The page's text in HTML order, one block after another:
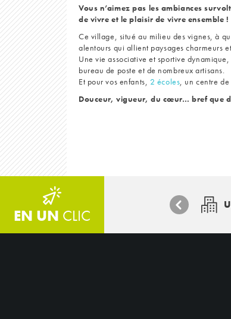
Vous n’aimez pas les ambiances
de vivre et le plaisir de vivre ensemble !
Ce village, situé au milieu des vignes, à
alentours qui allient paysages charmeurs
Une vie associative et sportive
bureau de poste et de nombreux artisans.
Et pour vos enfants, 2 écoles, un centre
Douceur, vigueur, du cœur… bref que
EN UN CLIC